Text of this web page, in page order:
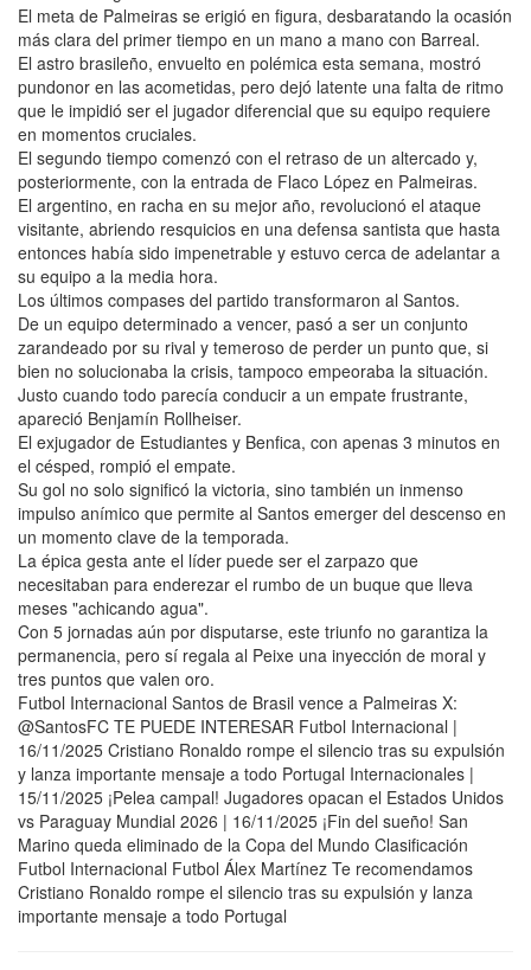
El meta de Palmeiras se erigió en figura, desbaratando la ocasión
más clara del primer tiempo en un mano a mano con Barreal.
El astro brasileño, envuelto en polémica esta semana, mostró
pundonor en las acometidas, pero dejó latente una falta de ritmo
que le impidió ser el jugador diferencial que su equipo requiere
en momentos cruciales.
El segundo tiempo comenzó con el retraso de un altercado y,
posteriormente, con la entrada de Flaco López en Palmeiras.
El argentino, en racha en su mejor año, revolucionó el ataque
visitante, abriendo resquicios en una defensa santista que hasta
entonces había sido impenetrable y estuvo cerca de adelantar a
su equipo a la media hora.
Los últimos compases del partido transformaron al Santos.
De un equipo determinado a vencer, pasó a ser un conjunto
zarandeado por su rival y temeroso de perder un punto que, si
bien no solucionaba la crisis, tampoco empeoraba la situación.
Justo cuando todo parecía conducir a un empate frustrante,
apareció Benjamín Rollheiser.
El exjugador de Estudiantes y Benfica, con apenas 3 minutos en
el césped, rompió el empate.
Su gol no solo significó la victoria, sino también un inmenso
impulso anímico que permite al Santos emerger del descenso en
un momento clave de la temporada.
La épica gesta ante el líder puede ser el zarpazo que
necesitaban para enderezar el rumbo de un buque que lleva
meses "achicando agua".
Con 5 jornadas aún por disputarse, este triunfo no garantiza la
permanencia, pero sí regala al Peixe una inyección de moral y
tres puntos que valen oro.
Futbol Internacional Santos de Brasil vence a Palmeiras X:
@SantosFC TE PUEDE INTERESAR Futbol Internacional |
16/11/2025 Cristiano Ronaldo rompe el silencio tras su expulsión
y lanza importante mensaje a todo Portugal Internacionales |
15/11/2025 ¡Pelea campal! Jugadores opacan el Estados Unidos
vs Paraguay Mundial 2026 | 16/11/2025 ¡Fin del sueño! San
Marino queda eliminado de la Copa del Mundo Clasificación
Futbol Internacional Futbol Álex Martínez Te recomendamos
Cristiano Ronaldo rompe el silencio tras su expulsión y lanza
importante mensaje a todo Portugal